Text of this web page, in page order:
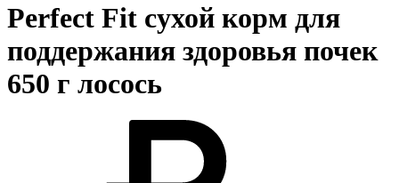
Perfect Fit сухой корм для
поддержания здоровья почек
650 г лосось